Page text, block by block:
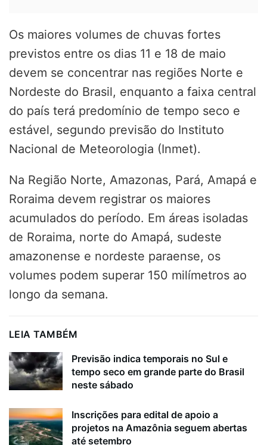
Os maiores volumes de chuvas fortes
previstos entre os dias 11 e 18 de maio
devem se concentrar nas regiões Norte e
Nordeste do Brasil, enquanto a faixa central
do país terá predomínio de tempo seco e
estável, segundo previsão do Instituto
Nacional de Meteorologia (Inmet).
Na Região Norte, Amazonas, Pará, Amapá e
Roraima devem registrar os maiores
acumulados do período. Em áreas isoladas
de Roraima, norte do Amapá, sudeste
amazonense e nordeste paraense, os
volumes podem superar 150 milímetros ao
longo da semana.
LEIA TAMBÉM
Previsão indica temporais no Sul e
tempo seco em grande parte do Brasil
neste sábado
Inscrições para edital de apoio a
projetos na Amazônia seguem abertas
até setembro